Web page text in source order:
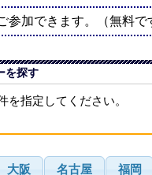
加できます。（無料で
を探す
を指定してください。
大阪 名古屋 福岡